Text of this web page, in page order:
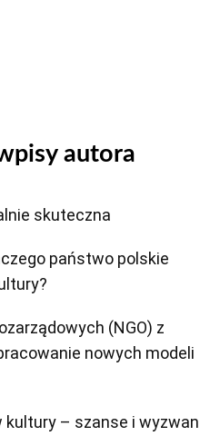
autora
skuteczna
państwo polskie
(NGO) z
nowych modeli
– szanse i